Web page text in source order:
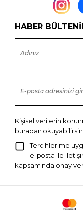
HABER
Kişisel verilerin
buradan
Tercihlerime
e-posta ile
kapsamında onay